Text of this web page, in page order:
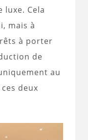
luxe. Cela
mais à
à porter
de
au
deux